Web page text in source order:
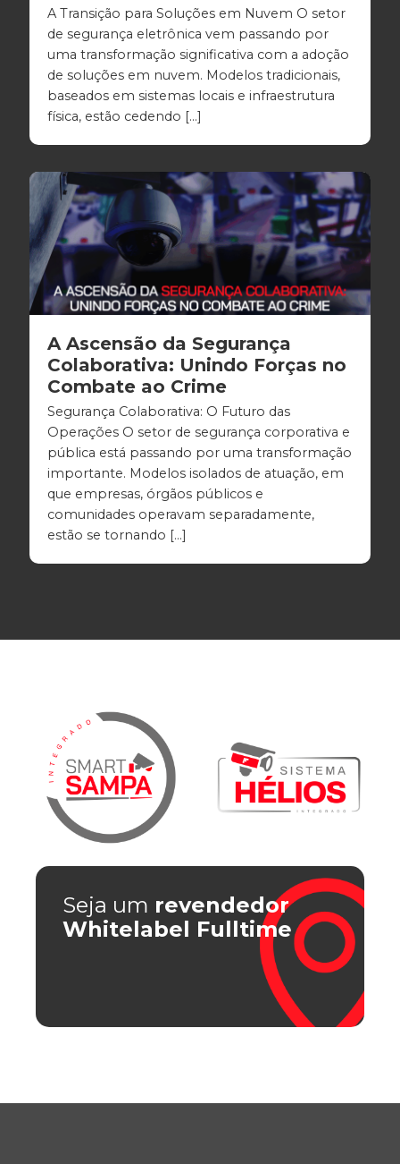
A Transição para Soluções em Nuvem O setor
de segurança eletrônica vem passando por
uma transformação significativa com a adoção
de soluções em nuvem. Modelos tradicionais,
baseados em sistemas locais e infraestrutura
física, estão cedendo […]
A Ascensão da Segurança
Colaborativa: Unindo Forças no
Combate ao Crime
Segurança Colaborativa: O Futuro das
Operações O setor de segurança corporativa e
pública está passando por uma transformação
importante. Modelos isolados de atuação, em
que empresas, órgãos públicos e
comunidades operavam separadamente,
estão se tornando […]
Seja um revendedor
Whitelabel Fulltime